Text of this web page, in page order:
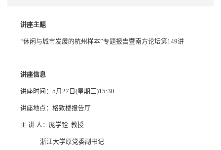
讲座主题
“休闲与城市发展的杭州样本”专题报告暨南方论坛第149讲
讲座信息
讲座时间：5月27日(星期三)15:30
讲座地点：格致楼报告厅
主 讲 人：庞学铨 教授
浙江大学原党委副书记